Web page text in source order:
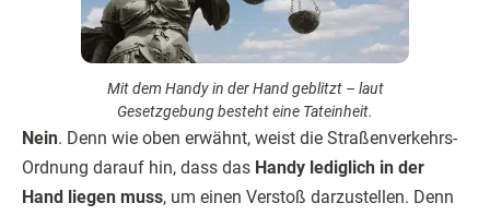
Mit dem Handy in der Hand geblitzt – laut
Gesetzgebung besteht eine Tateinheit.
Nein. Denn wie oben erwähnt, weist die Straßenverkehrs-
Ordnung darauf hin, dass das Handy lediglich in der
Hand liegen muss, um einen Verstoß darzustellen. Denn